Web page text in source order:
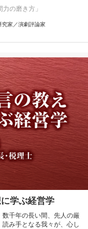
の磨き方」
家／演劇評論家
学ぶ経営学
千年の長い間、先人の厳
み手となる我々が、心し